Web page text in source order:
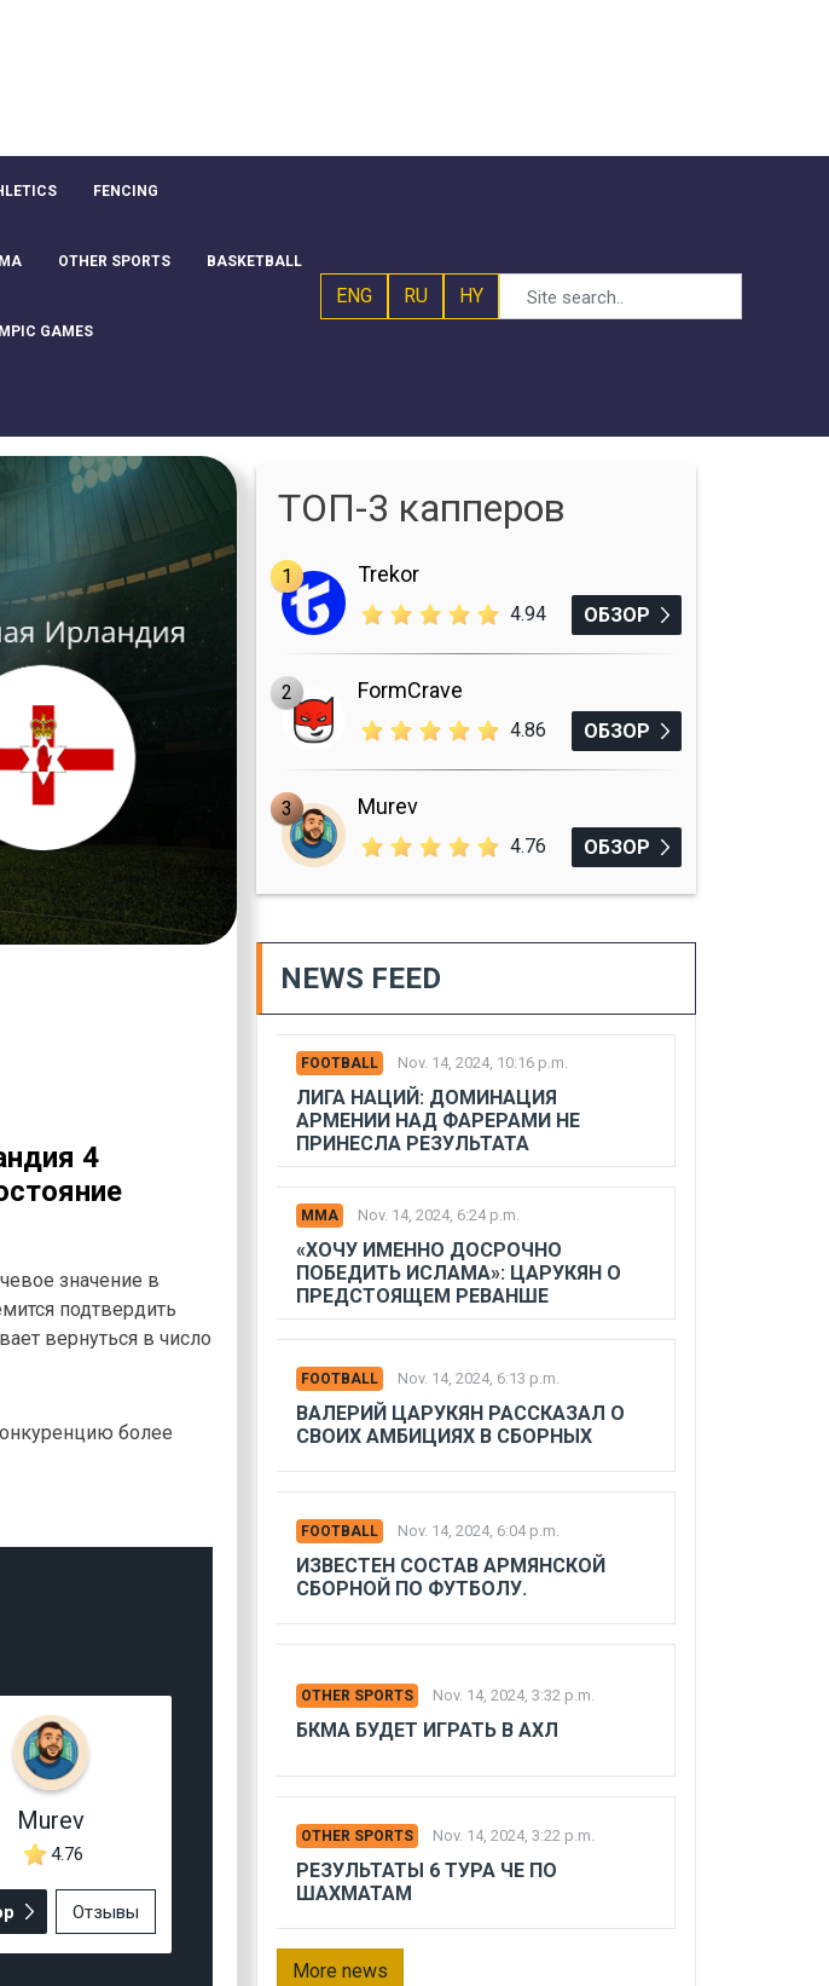
FENCING
OTHER SPORTS BASKETBALL
GAMES
ENG RU HY
4
значение в
подтвердить
вернуться в число
более
Murev
4.76
Отзывы
ТОП-3 капперов
1 Trekor
4.94 ОБЗОР
2 FormCrave
4.86 ОБЗОР
3 Murev
4.76 ОБЗОР
NEWS FEED
FOOTBALL Nov. 14, 2024, 10:16 p.m.
ЛИГА НАЦИЙ: ДОМИНАЦИЯ
АРМЕНИИ НАД ФАРЕРАМИ НЕ
ПРИНЕСЛА РЕЗУЛЬТАТА
MMA Nov. 14, 2024, 6:24 p.m.
«ХОЧУ ИМЕННО ДОСРОЧНО
ПОБЕДИТЬ ИСЛАМА»: ЦАРУКЯН О
ПРЕДСТОЯЩЕМ РЕВАНШЕ
FOOTBALL Nov. 14, 2024, 6:13 p.m.
ВАЛЕРИЙ ЦАРУКЯН РАССКАЗАЛ О
СВОИХ АМБИЦИЯХ В СБОРНЫХ
FOOTBALL Nov. 14, 2024, 6:04 p.m.
ИЗВЕСТЕН СОСТАВ АРМЯНСКОЙ
СБОРНОЙ ПО ФУТБОЛУ.
OTHER SPORTS Nov. 14, 2024, 3:32 p.m.
БКМА БУДЕТ ИГРАТЬ В АХЛ
OTHER SPORTS Nov. 14, 2024, 3:22 p.m.
РЕЗУЛЬТАТЫ 6 ТУРА ЧЕ ПО
ШАХМАТАМ
More news